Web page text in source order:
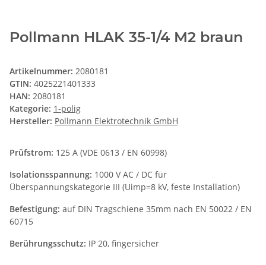
Pollmann HLAK 35-1/4 M2 braun
Artikelnummer: 2080181
GTIN: 4025221401333
HAN: 2080181
Kategorie: 1-polig
Hersteller: Pollmann Elektrotechnik GmbH
Prüfstrom: 125 A (VDE 0613 / EN 60998)
Isolationsspannung: 1000 V AC / DC für
Überspannungskategorie III (Uimp=8 kV, feste Installation)
Befestigung: auf DIN Tragschiene 35mm nach EN 50022 / EN
60715
Berührungsschutz: IP 20, fingersicher